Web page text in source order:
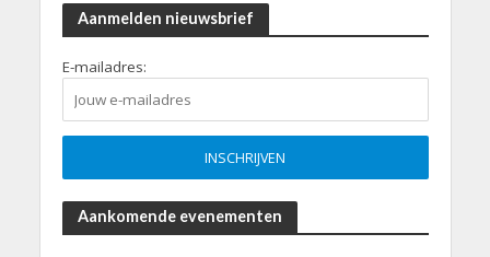
Aanmelden nieuwsbrief
E-mailadres:
Aankomende evenementen